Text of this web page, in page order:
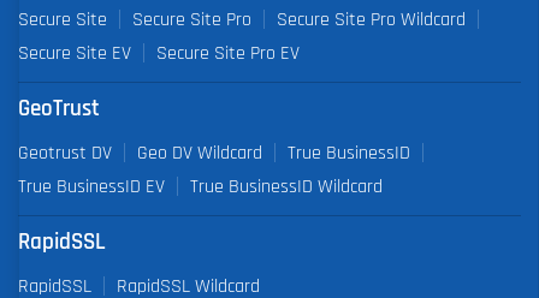
Secure Site Secure Site Pro
Secure Site Pro Wildcard
Secure Site EV
Secure Site Pro EV
GeoTrust
Geotrust DV Geo DV Wildcard
True BusinessID
True BusinessID EV
True BusinessID Wildcard
RapidSSL
RapidSSL RapidSSL Wildcard